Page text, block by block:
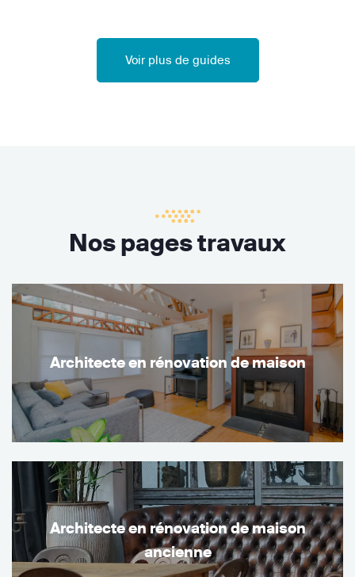
Voir plus de guides
Nos pages travaux
Architecte en rénovation de maison
Architecte en rénovation de maison
ancienne